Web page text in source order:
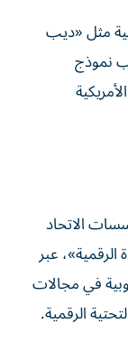
مثل «ديب
نموذج
الاتحاد
عبر
في مجالات
الرقمية.